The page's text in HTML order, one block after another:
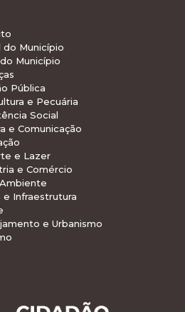
do Município
Município
Pública
e Pecuária
Social
e Comunicação
e Lazer
e Comércio
e Infraestrutura
e Urbanismo